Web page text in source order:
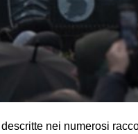
nei numerosi